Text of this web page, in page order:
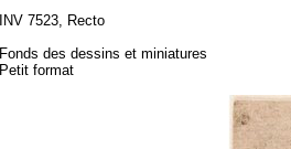
INV 7523, Recto
Fonds des dessins et miniatures
Petit format